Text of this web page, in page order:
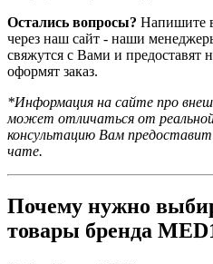
Остались вопросы? Напишите
через наш сайт - наши
свяжутся с Вами и
оформят заказ.
*Информация на сайте про
может отличаться от
консультацию Вам
чате.
Почему нужно
товары бренда